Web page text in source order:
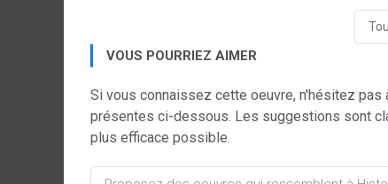
VOUS POURRIEZ AIMER
Si vous connaissez cette oeuvre, n'hésitez
présentes ci-dessous. Les suggestions sont
plus efficace possible.